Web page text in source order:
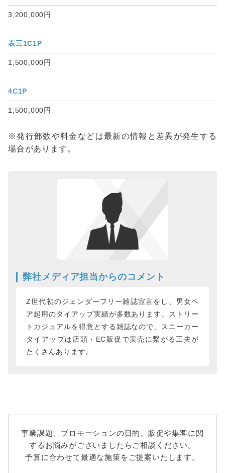
3,200,000円
表三1C1P
1,500,000円
4C1P
1,500,000円
※発行部数や料金などは最新の情報と差異が発生する
場合があります。
弊社メディア担当からのコメント
Z世代初のジェンダーフリー雑誌宣言をし、男女ペ
ア起用のタイアップ実績が多数あります。ストリー
トカジュアルを得意とする雑誌なので、スニーカー
タイアップは店頭・EC販促で実売に繋がる工夫が
たくさんあります。
事業課題、プロモーションの目的、販促や集客に関
するお悩みがございましたらご相談ください。
予算に合わせて最適な施策をご提案いたします。